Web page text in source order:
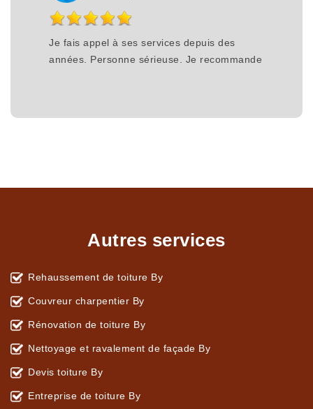
Je fais appel à ses services depuis des
années. Personne sérieuse. Je recommande
Autres services
Rehaussement de toiture By
Couvreur charpentier By
Rénovation de toiture By
Nettoyage et ravalement de façade By
Devis toiture By
Entreprise de toiture By